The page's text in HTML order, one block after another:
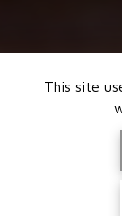
This site